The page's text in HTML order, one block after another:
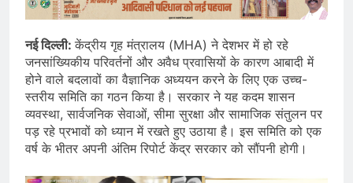
नई दिल्ली:केंद्रीय गृह मंत्रालय (MHA) ने देशभर में हो रहे
जनसांख्यिकीय परिवर्तनों और अवैध प्रवासियों के कारण आबादी में
होने वाले बदलावों का वैज्ञानिक अध्ययन करने के लिए एक उच्च-
स्तरीय समिति का गठन किया है। सरकार ने यह कदम शासन
व्यवस्था, सार्वजनिक सेवाओं, सीमा सुरक्षा और सामाजिक संतुलन पर
पड़ रहे प्रभावों को ध्यान में रखते हुए उठाया है। इस समिति को एक
वर्ष के भीतर अपनी अंतिम रिपोर्ट केंद्र सरकार को सौंपनी होगी।